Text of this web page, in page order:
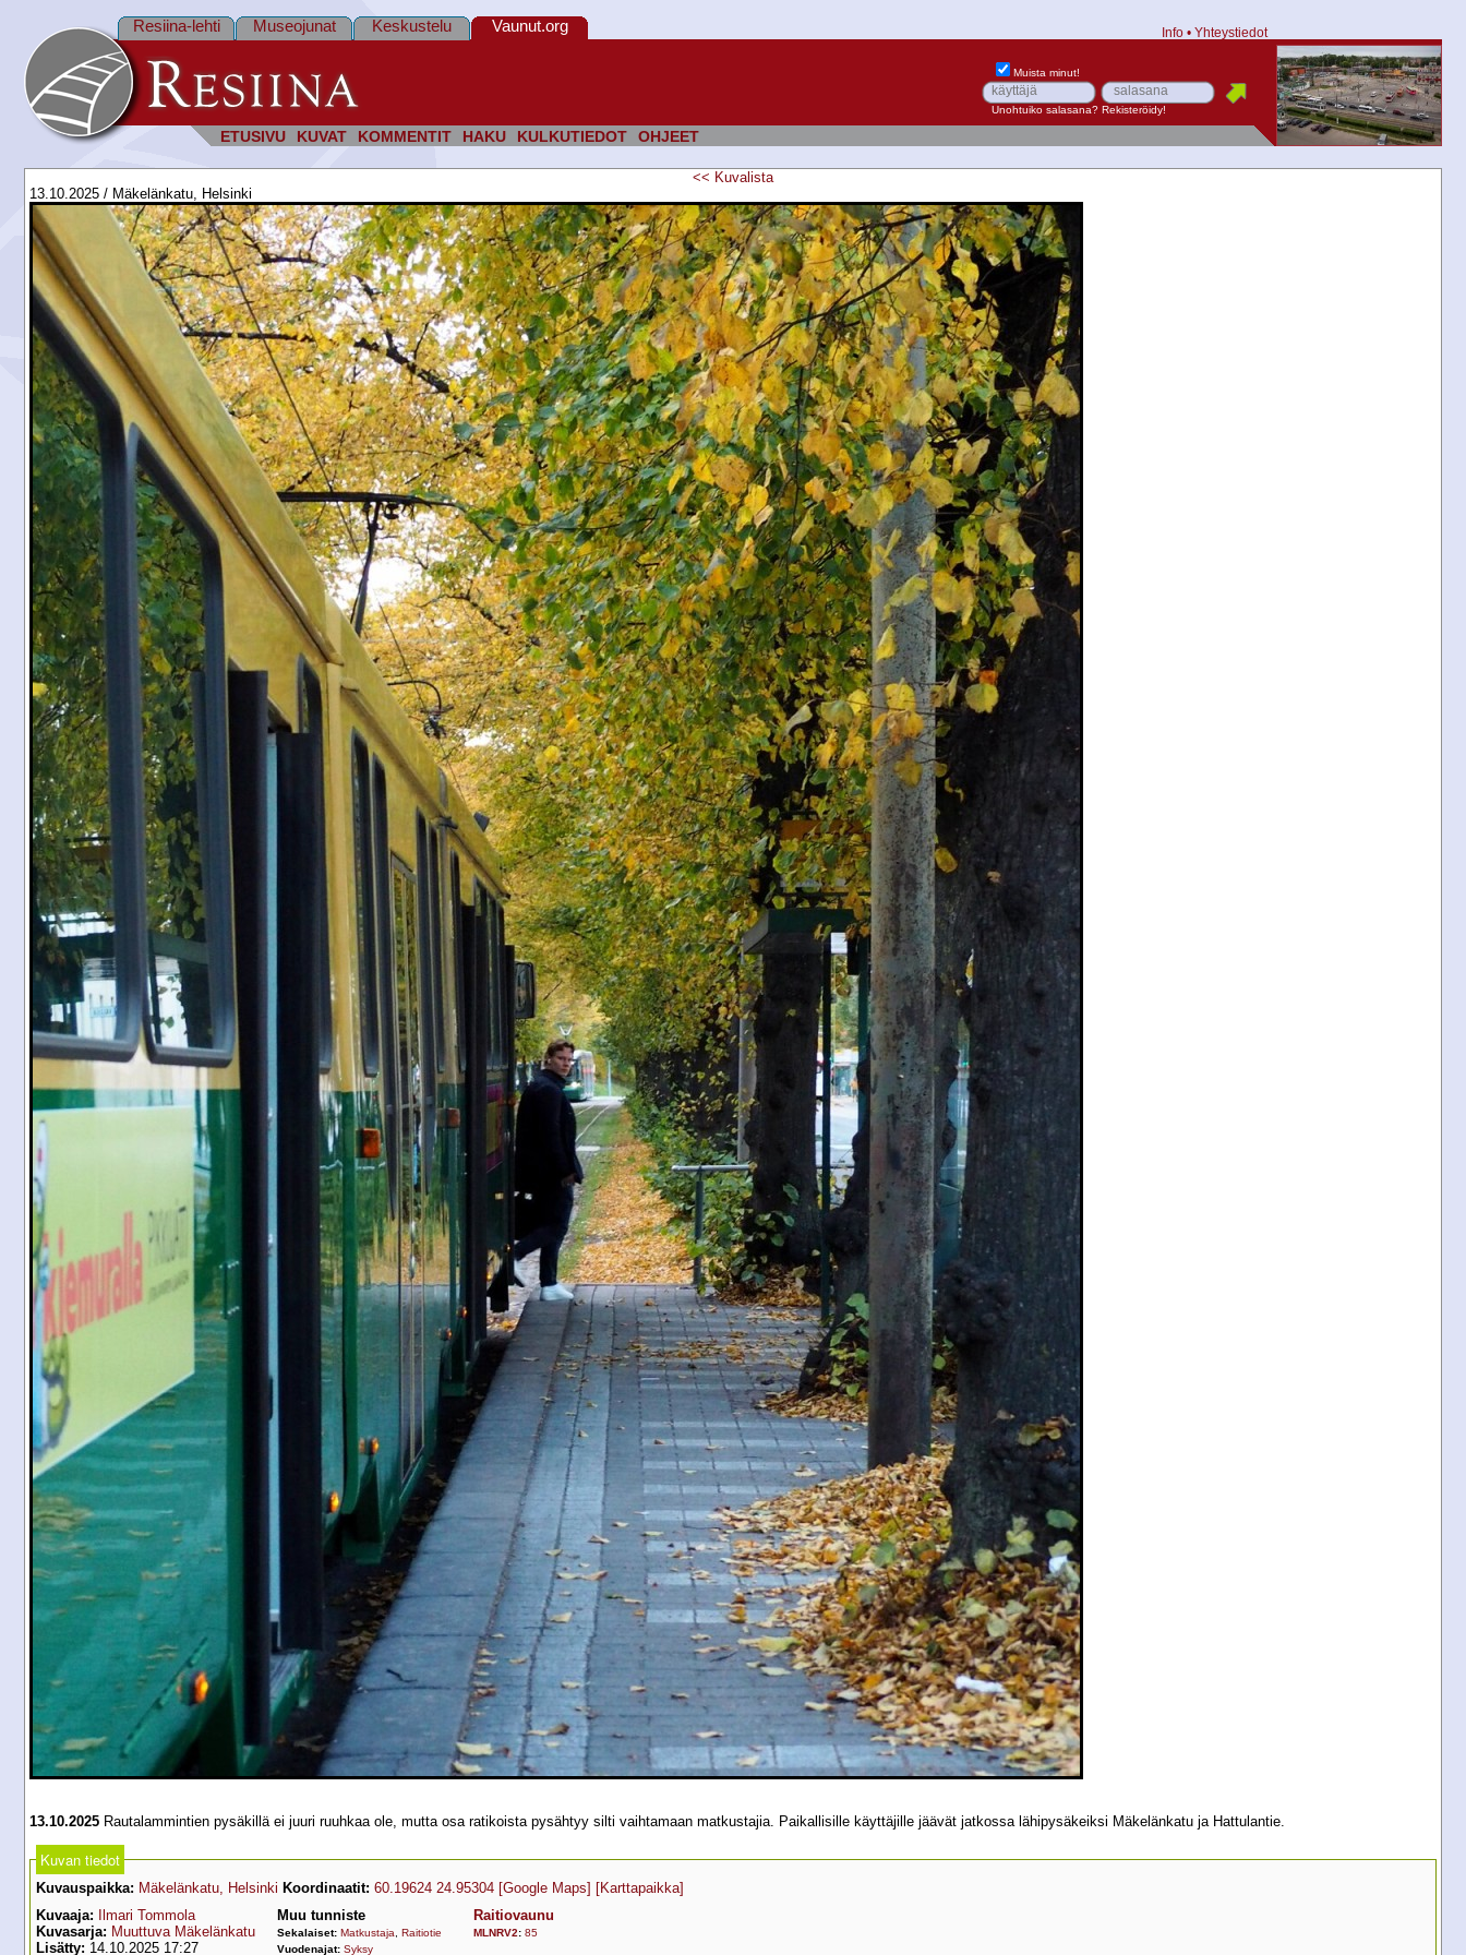
ETUSIVU KUVAT KOMMENTIT HAKU KULKUTIEDOT OHJEET
Resiina-lehti Museojunat Keskustelu Vaunut.org Info • Yhteystiedot
Muista minut!
Unohtuiko salasana? Rekisteröidy!
<< Kuvalista
13.10.2025 / Mäkelänkatu, Helsinki
13.10.2025 Rautalammintien pysäkillä ei juuri ruuhkaa ole, mutta osa ratikoista pysähtyy silti vaihtamaan matkustajia. Paikallisille käyttäjille jäävät jatkossa lähipysäkeiksi Mäkelänkatu ja Hattulantie.
Kuvan tiedot
Kuvauspaikka: Mäkelänkatu, Helsinki Koordinaatit: 60.19624 24.95304 [Google Maps] [Karttapaikka]
Kuvaaja:
Ilmari Tommola
Kuvasarja: Muuttuva Mäkelänkatu
Lisätty: 14.10.2025 17:27
Muu tunniste
Sekalaiset: Matkustaja
Raitiotie
Vuodenajat: Syksy
Raitiovaunu
MLNRV2: 85